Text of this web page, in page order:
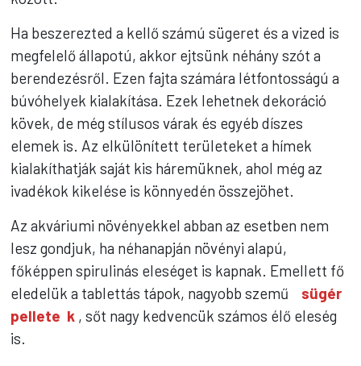
Ha beszerezted a kellő számú sügeret és a vized is
megfelelő állapotú, akkor ejtsünk néhány szót a
berendezésről. Ezen fajta számára létfontosságú a
búvóhelyek kialakítása. Ezek lehetnek dekoráció
kövek, de még stílusos várak és egyéb díszes
elemek is. Az elkülönített területeket a hímek
kialakíthatják saját kis háremüknek, ahol még az
ivadékok kikelése is könnyedén összejöhet.
Az akváriumi növényekkel abban az esetben nem
lesz gondjuk, ha néhanapján növényi alapú,
főképpen spirulinás eleséget is kapnak. Emellett fő
eledelük a tablettás tápok, nagyobb szemű
sügér
pellete k , sőt nagy kedvencük számos élő eleség
is.